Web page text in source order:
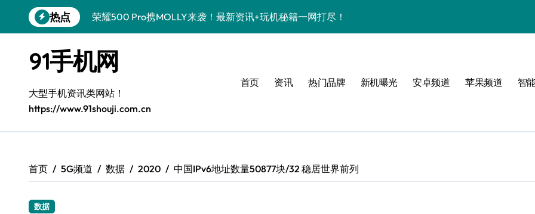
到
热点
荣耀500 Pro携MOLLY来袭！最新资讯+玩机秘籍一网打尽！
OPPO Find X9 Pro深度揭秘：亮点全解析+超实用技巧大放送！
vivo S50 Pro mini来袭！小屏旗舰，亮点速览不容错过！
REDMI K90深度揭秘！亮点配置全盘点，速来围观！
三星W26震撼来袭！速览资讯，畅享前沿智能科技魅力！
iPhone 17e重磅来袭！性能配置大升级，速来围观！
91手机网
大型手机资讯类网站！
https://www.91shouji.com.cn
首页 资讯 热门品牌 新机曝光 安卓频道 苹果频道 智
首页 5G频道 数据 2020 中国IPv6地址数量50877块/32 稳居世界前列
数据